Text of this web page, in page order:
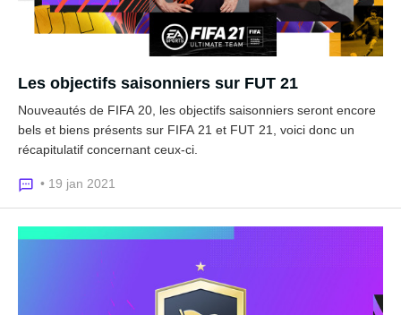
Les objectifs saisonniers sur FUT 21
Nouveautés de FIFA 20, les objectifs saisonniers seront encore
bels et biens présents sur FIFA 21 et FUT 21, voici donc un
récapitulatif concernant ceux-ci.
• 19 jan 2021